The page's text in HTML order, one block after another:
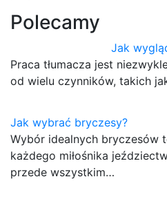
Polecamy
Jak
Praca tłumacza jest
od wielu czynników, takich
Jak wybrać bryczesy?
Wybór idealnych bryczesów
każdego miłośnika
przede wszystkim…